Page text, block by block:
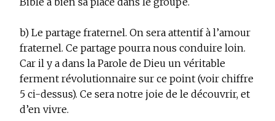
b) Le partage fraternel. On sera attentif à l’amour
fraternel. Ce partage pourra nous conduire loin.
Car il y a dans la Parole de Dieu un véritable
ferment révolutionnaire sur ce point (voir chiffre
5 ci-dessus). Ce sera notre joie de le découvrir, et
d’en vivre.